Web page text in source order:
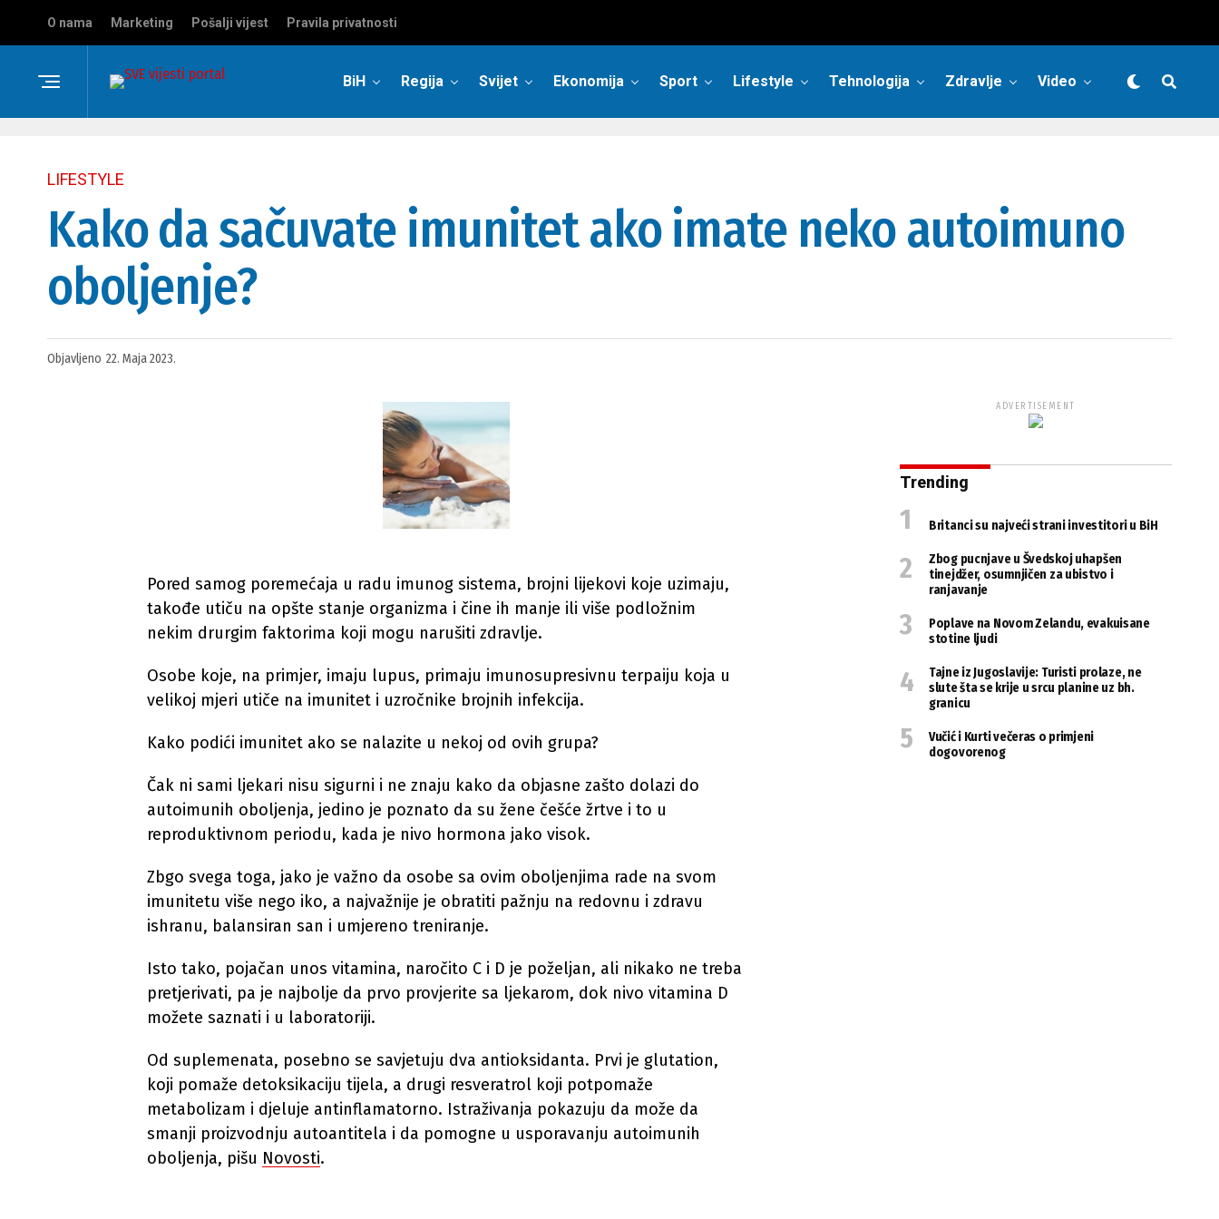
O nama Marketing Pošalji vijest Pravila privatnosti
BiH Regija Svijet Ekonomija Sport Lifestyle Tehnologija Zdravlje Video
LIFESTYLE
Kako da sačuvate imunitet ako imate neko autoimuno
oboljenje?
Objavljeno 22. Maja 2023.
Pored samog poremećaja u radu imunog sistema, brojni lijekovi koje uzimaju,
takođe utiču na opšte stanje organizma i čine ih manje ili više podložnim
nekim drurgim faktorima koji mogu narušiti zdravlje.
Osobe koje, na primjer, imaju lupus, primaju imunosupresivnu terpaiju koja u
velikoj mjeri utiče na imunitet i uzročnike brojnih infekcija.
Kako podići imunitet ako se nalazite u nekoj od ovih grupa?
Čak ni sami ljekari nisu sigurni i ne znaju kako da objasne zašto dolazi do
autoimunih oboljenja, jedino je poznato da su žene češće žrtve i to u
reproduktivnom periodu, kada je nivo hormona jako visok.
Zbgo svega toga, jako je važno da osobe sa ovim oboljenjima rade na svom
imunitetu više nego iko, a najvažnije je obratiti pažnju na redovnu i zdravu
ishranu, balansiran san i umjereno treniranje.
Isto tako, pojačan unos vitamina, naročito C i D je poželjan, ali nikako ne treba
pretjerivati, pa je najbolje da prvo provjerite sa ljekarom, dok nivo vitamina D
možete saznati i u laboratoriji.
Od suplemenata, posebno se savjetuju dva antioksidanta. Prvi je glutation,
koji pomaže detoksikaciju tijela, a drugi resveratrol koji potpomaže
metabolizam i djeluje antinflamatorno. Istraživanja pokazuju da može da
smanji proizvodnju autoantitela i da pomogne u usporavanju autoimunih
oboljenja, pišu Novosti.
ADVERTISEMENT
Trending
Britanci su najveći strani investitori u BiH
Zbog pucnjave u Švedskoj uhapšen
tinejdžer, osumnjičen za ubistvo i
ranjavanje
Poplave na Novom Zelandu, evakuisane
stotine ljudi
Tajne iz Jugoslavije: Turisti prolaze, ne
slute šta se krije u srcu planine uz bh.
granicu
Vučić i Kurti večeras o primjeni
dogovorenog